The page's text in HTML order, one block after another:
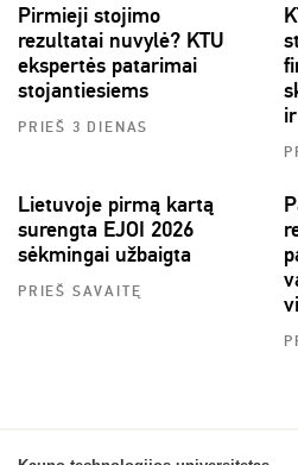
Pirmieji stojimo
rezultatai nuvylė? KTU
ekspertės patarimai
stojantiesiems
PRIEŠ 3 DIENAS
Lietuvoje pirmą kartą
surengta EJOI 2026
sėkmingai užbaigta
PRIEŠ SAVAITĘ